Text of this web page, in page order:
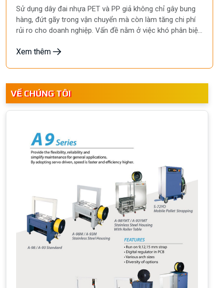
VỀ CHÚNG TÔI
Sử dụng dây đai nhựa PET và PP giả không chỉ gây bung
hàng, đứt gãy trong vận chuyển mà còn làm tăng chi phí
rủi ro cho doanh nghiệp. Vấn đề nằm ở việc khó phân biệt
sản phẩm pha tạp, kém chất lượng. Để tránh những hậu
Xem thêm